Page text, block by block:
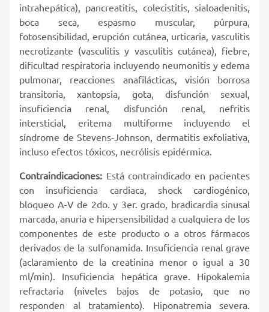
intrahepática), pancreatitis, colecistitis, sialoadenitis,
boca seca, espasmo muscular, púrpura,
fotosensibilidad, erupción cutánea, urticaria, vasculitis
necrotizante (vasculitis y vasculitis cutánea), fiebre,
dificultad respiratoria incluyendo neumonitis y edema
pulmonar, reacciones anafilácticas, visión borrosa
transitoria, xantopsia, gota, disfunción sexual,
insuficiencia renal, disfunción renal, nefritis
intersticial, eritema multiforme incluyendo el
síndrome de Stevens-Johnson, dermatitis exfoliativa,
incluso efectos tóxicos, necrólisis epidérmica.
Contraindicaciones: Está contraindicado en pacientes
con insuficiencia cardiaca, shock cardiogénico,
bloqueo A-V de 2do. y 3er. grado, bradicardia sinusal
marcada, anuria e hipersensibilidad a cualquiera de los
componentes de este producto o a otros fármacos
derivados de la sulfonamida. Insuficiencia renal grave
(aclaramiento de la creatinina menor o igual a 30
ml/min). Insuficiencia hepática grave. Hipokalemia
refractaria (niveles bajos de potasio, que no
responden al tratamiento). Hiponatremia severa.